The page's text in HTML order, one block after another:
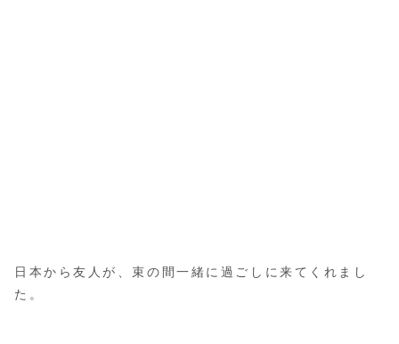
日本から友人が、束の間一緒に過ごしに来てくれまし
た。